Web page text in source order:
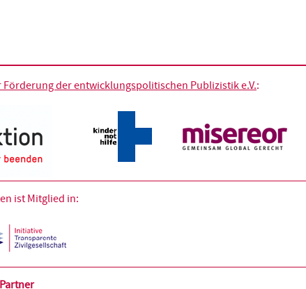
Förderung der entwicklungspolitischen Publizistik e.V.:
ist Mitglied in:
Partner